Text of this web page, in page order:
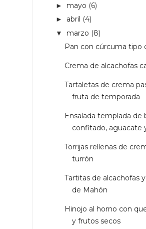
► mayo (6)
► abril (4)
▼ marzo (8)
Pan con cúrcuma tipo
Crema de alcachofas
Tartaletas de crema
fruta de temporada
Ensalada templada de
confitado, aguacate
Torrijas rellenas de
turrón
Tartitas de alcachofas
de Mahón
Hinojo al horno con
y frutos secos